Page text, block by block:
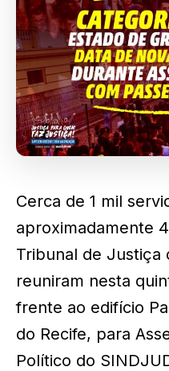
Cerca de 1 mil
aproximadamente
Tribunal de Justiça
reuniram nesta
frente ao edifício
do Recife, para
Político do